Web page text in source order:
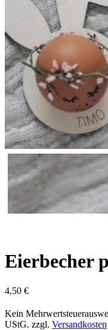
Eierbecher
4,50 €
Kein
UStG. zzgl. Versandkosten